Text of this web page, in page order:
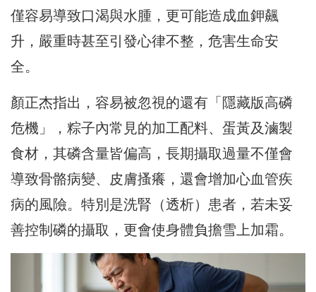
僅容易導致口渴與水腫，更可能造成血鉀飆
升，嚴重時甚至引發心律不整，危害生命安
全。
顏正杰指出，容易被忽視的還有「隱藏版高磷
危機」，粽子內常見的加工配料、蛋黃及滷製
食材，其磷含量皆偏高，長期攝取過量不僅會
導致骨骼病變、皮膚搔癢，還會增加心血管疾
病的風險。特別是洗腎（透析）患者，若未妥
善控制磷的攝取，更會使身體負擔雪上加霜。